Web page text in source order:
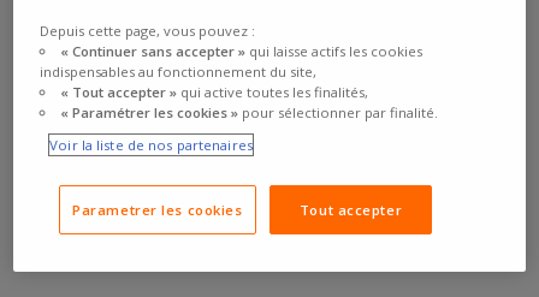
Depuis cette page, vous pouvez :
« Continuer sans accepter »qui laisse actifs les cookies
indispensables au fonctionnement du site,
« Tout accepter »qui active toutes les finalités,
« Paramétrer les cookies »pour sélectionner par finalité.
Voir la liste de nos partenaires
Parametrer les cookies Tout accepter